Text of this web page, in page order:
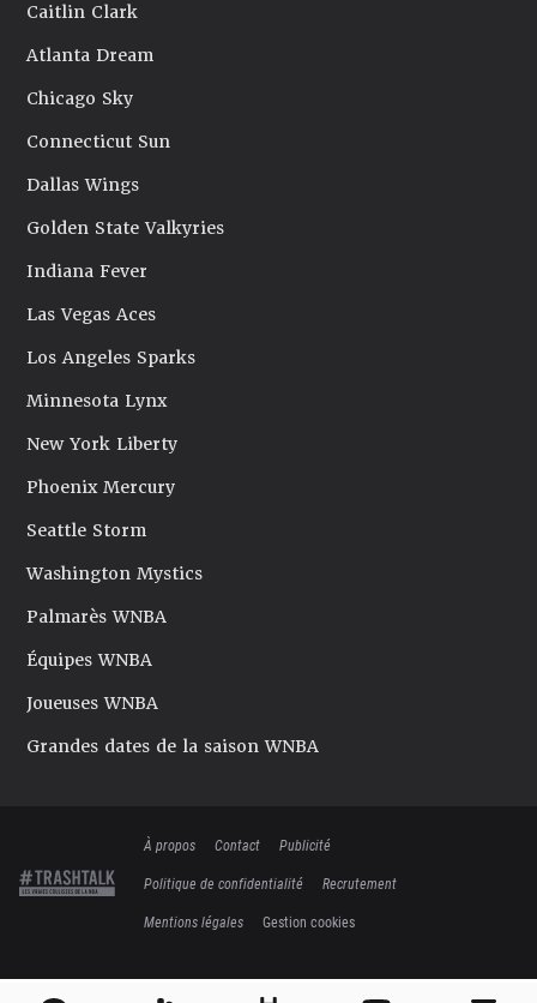
Caitlin Clark
Atlanta Dream
Chicago Sky
Connecticut Sun
Dallas Wings
Golden State Valkyries
Indiana Fever
Las Vegas Aces
Los Angeles Sparks
Minnesota Lynx
New York Liberty
Phoenix Mercury
Seattle Storm
Washington Mystics
Palmarès WNBA
Équipes WNBA
Joueuses WNBA
Grandes dates de la saison WNBA
À propos Contact
Publicité
Politique de confidentialité
Recrutement
Mentions légales
Gestion cookies